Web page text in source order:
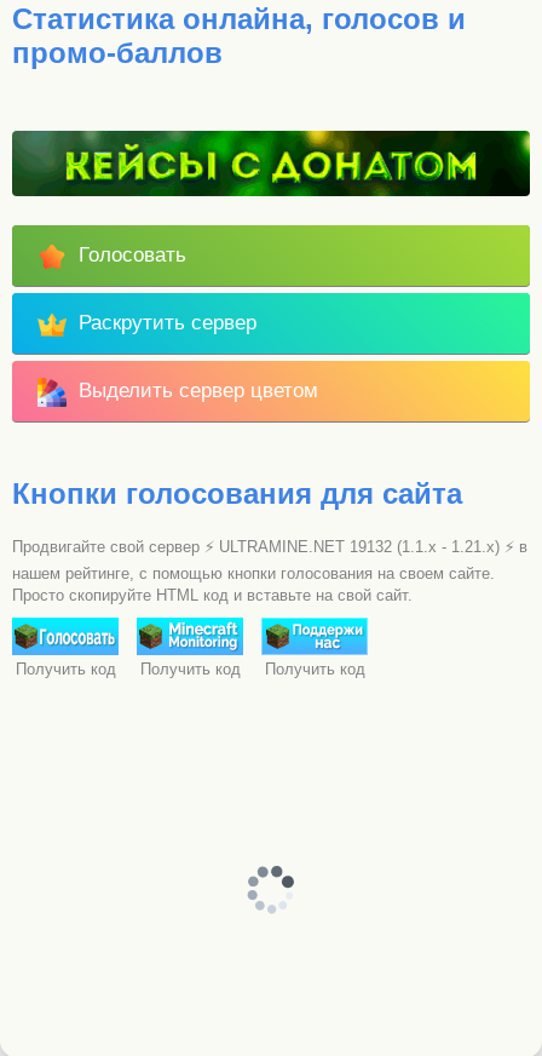
Статистика онлайна, голосов и
промо-баллов
Голосовать
Раскрутить сервер
Выделить сервер цветом
Кнопки голосования для сайта
Продвигайте свой сервер ⚡ ULTRAMINE.NET 19132 (1.1.x - 1.21.x) ⚡ в
нашем рейтинге, с помощью кнопки голосования на своем сайте.
Просто скопируйте HTML код и вставьте на свой сайт.
Получить код Получить код Получить код